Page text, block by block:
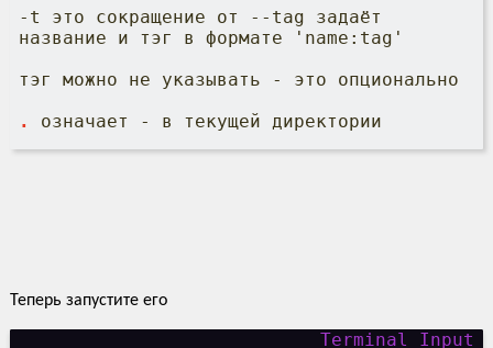
-t это сокращение от --tag задаёт
название и тэг в формате 'name:tag'
тэг можно не указывать - это опционально
.
означает - в текущей директории
Теперь запустите его